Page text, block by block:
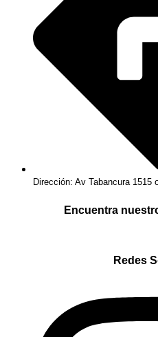
Dirección: Av Tabancura 1515
Encuentra
Redes